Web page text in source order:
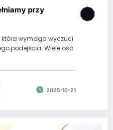
przy
która wymaga wyczuci
podejścia. Wiele osó
2025-10-21